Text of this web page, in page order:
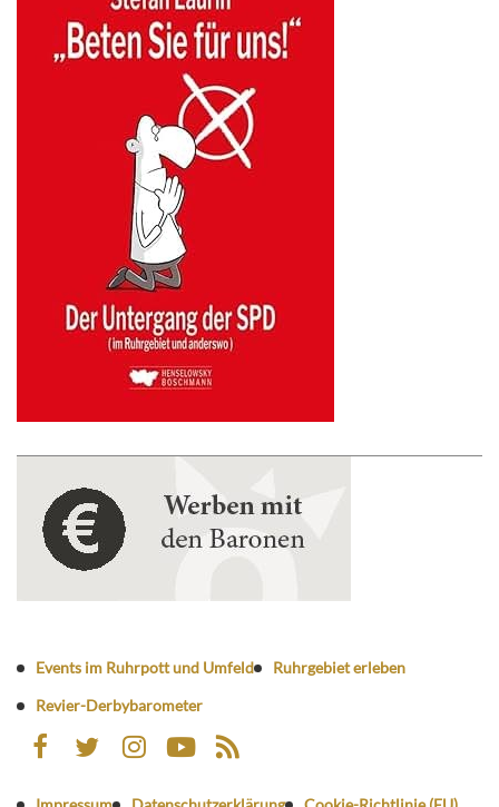
Events im Ruhrpott und Umfeld
Ruhrgebiet erleben
Revier-Derbybarometer